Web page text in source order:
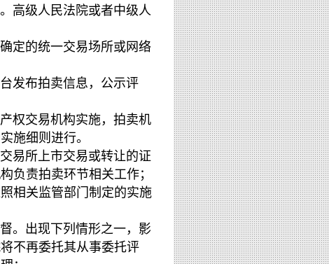
高级人民法院或者中级人
定的统一交易场所或网络
发布拍卖信息，公示评
权交易机构实施，拍卖机
施细则进行。
易所上市交易或转让的证
负责拍卖环节相关工作；
相关监管部门制定的实施
。出现下列情形之一，影
不再委托其从事委托评